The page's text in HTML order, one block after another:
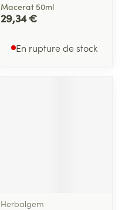
Macerat 50ml
29,34 €
En rupture de stock
Herbalgem